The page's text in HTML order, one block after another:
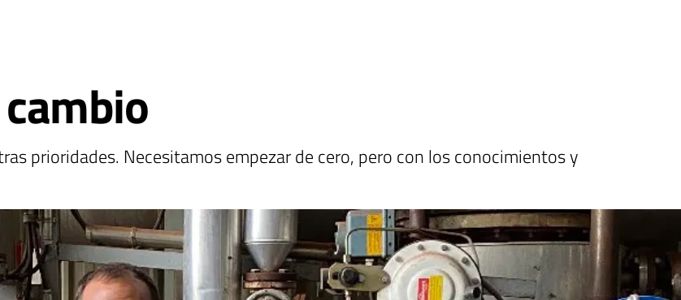
prioridades. Necesitamos empezar de cero, pero con los conocimientos y